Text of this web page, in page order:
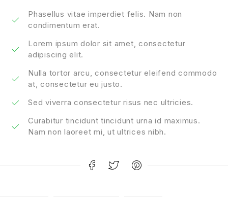
Phasellus vitae imperdiet felis. Nam non
condimentum erat.
Lorem ipsum dolor sit amet, consectetur
adipiscing elit.
Nulla tortor arcu, consectetur eleifend commodo
at, consectetur eu justo.
Sed viverra consectetur risus nec ultricies.
Curabitur tincidunt tincidunt urna id maximus.
Nam non laoreet mi, ut ultrices nibh.